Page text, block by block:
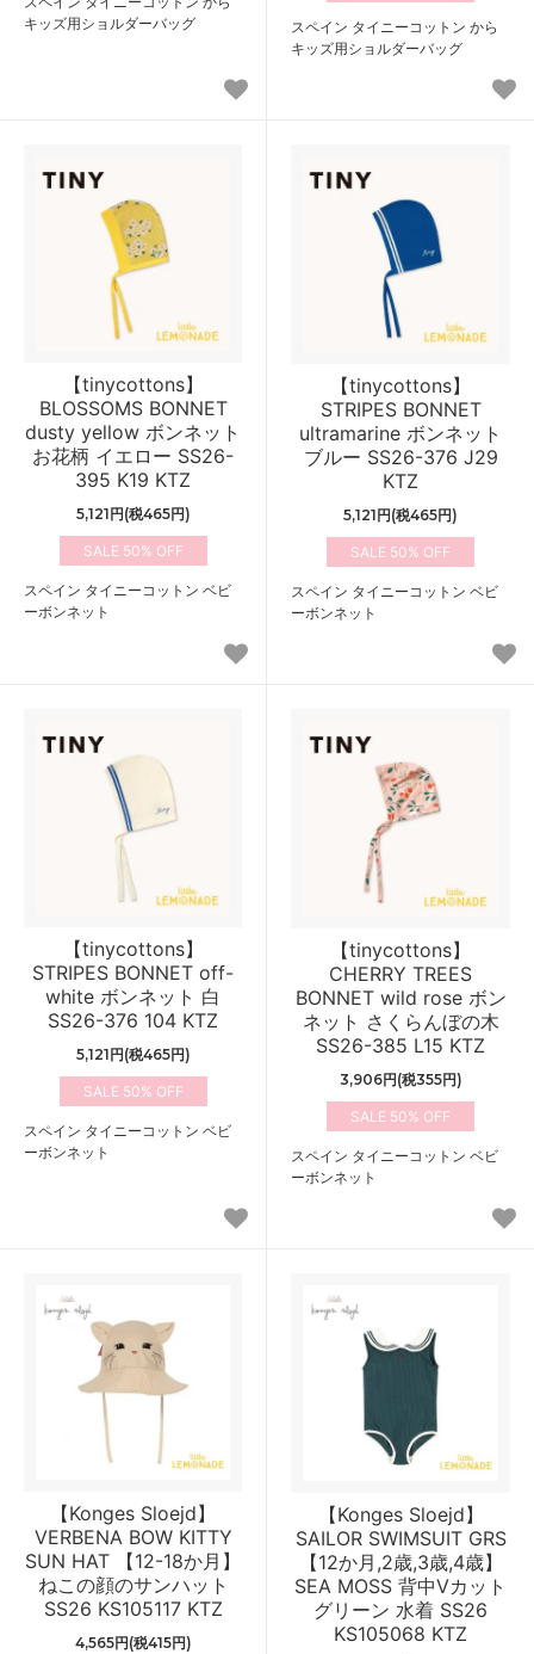
キッズ用ショルダーバッグ
スペイン タイニーコットン から
キッズ用ショルダーバッグ
【tinycottons】
BLOSSOMS BONNET
dusty yellow ボンネット
お花柄 イエロー SS26-
395 K19 KTZ
5,121円(税465円)
50%
スペイン タイニーコットン ベビ
ーボンネット
【tinycottons】
STRIPES BONNET
ultramarine ボンネット
ブルー SS26-376 J29
KTZ
5,121円(税465円)
50%
スペイン タイニーコットン ベビ
ーボンネット
【tinycottons】
STRIPES BONNET off-
white ボンネット 白
SS26-376 104 KTZ
5,121円(税465円)
50%
スペイン タイニーコットン ベビ
ーボンネット
【tinycottons】
CHERRY TREES
BONNET wild rose ボン
ネット さくらんぼの木
SS26-385 L15 KTZ
3,906円(税355円)
50%
スペイン タイニーコットン ベビ
ーボンネット
【Konges Sloejd】
VERBENA BOW KITTY
SUN HAT 【12-18か月】
ねこの顔のサンハット
SS26 KS105117 KTZ
4,565円(税415円)
【Konges Sloejd】
SAILOR SWIMSUIT GRS
【12か月,2歳,3歳,4歳】
SEA MOSS 背中Vカット
グリーン 水着 SS26
KS105068 KTZ